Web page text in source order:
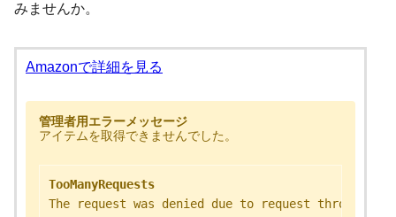
みませんか。
Amazonで詳細を見る
管理者用エラーメッセージ
アイテムを取得できませんでした。
TooManyRequests
The request was denied due to request